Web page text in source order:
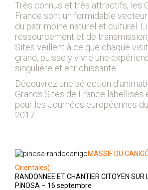
2017
2016
2015
2014
2012
2013
2011
2008
2007
2006
Très connus et très attractifs, les
France sont un formidable
du patrimoine naturel et culturel.
ressourcement et de
Sites veillent à ce que chaque
grand, puisse y vivre une
singulière et enrichissante.
Découvrez une sélection
Grands Sites de France labellisés
pour les Journées européennes
2017.
MASSIF DU
Orientales)
RANDONNEE ET CHANTIER CITOYEN SUR
PINOSA – 16 septembre